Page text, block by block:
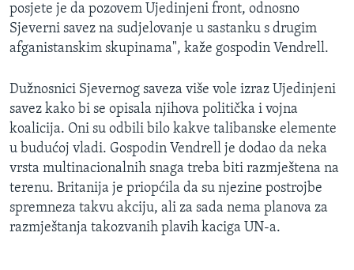
Jezici
posjete je da pozovem Ujedinjeni front, odnosno
Sjeverni savez na sudjelovanje u sastanku s drugim
afganistanskim skupinama", kaže gospodin Vendrell.
Dužnosnici Sjevernog saveza više vole izraz Ujedinjeni
savez kako bi se opisala njihova politička i vojna
koalicija. Oni su odbili bilo kakve talibanske elemente
u budućoj vladi. Gospodin Vendrell je dodao da neka
vrsta multinacionalnih snaga treba biti razmještena na
terenu. Britanija je priopćila da su njezine postrojbe
spremneza takvu akciju, ali za sada nema planova za
razmještanja takozvanih plavih kaciga UN-a.